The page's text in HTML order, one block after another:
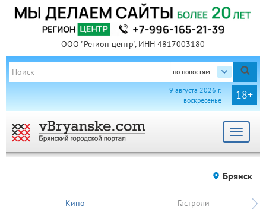
ООО "Регион центр", ИНН 4817003180
по новостям
18+
9 августа 2026 г.
воскресенье
Toggle
Брянск
Кино Гастроли